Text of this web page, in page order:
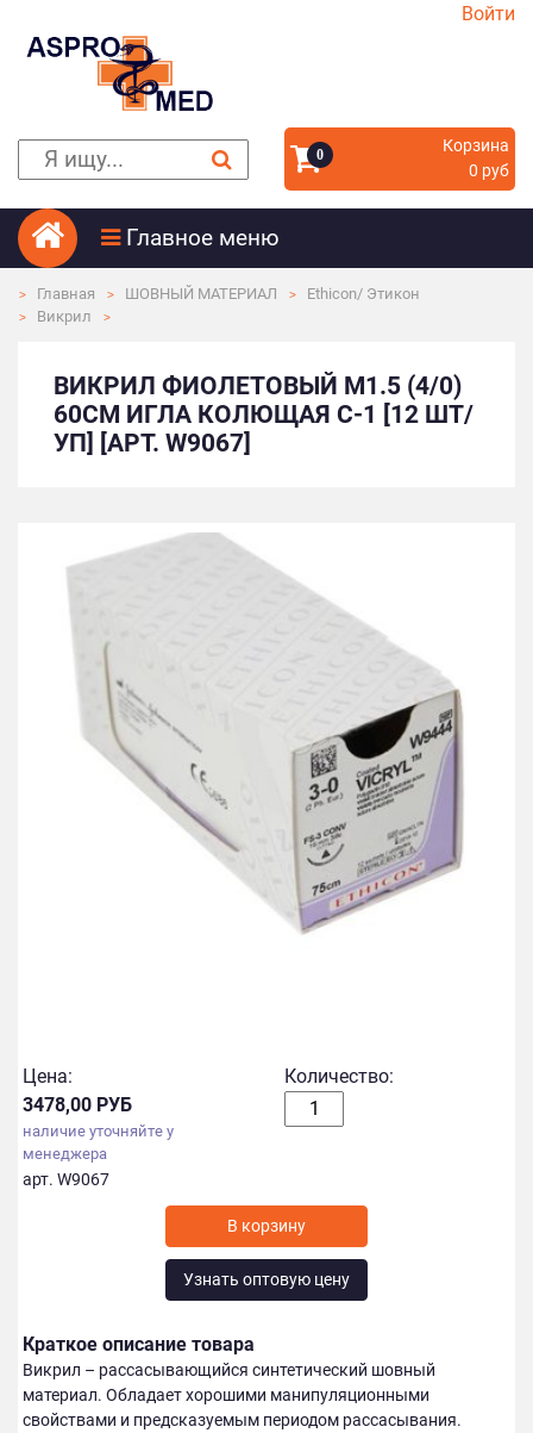
Войти
0
Корзина
0 руб
Главное меню
Главная ШОВНЫЙ МАТЕРИАЛ
Ethicon/ Этикон
Викрил
ВИКРИЛ ФИОЛЕТОВЫЙ М1.5 (4/0)
60СМ ИГЛА КОЛЮЩАЯ C-1 [12 ШТ/
УП] [АРТ. W9067]
Цена:
3478,00 РУБ
наличие уточняйте у
менеджера
арт. W9067
Количество:
Узнать оптовую цену
Краткое описание товара
Викрил – рассасывающийся синтетический шовный
материал. Обладает хорошими манипуляционными
свойствами и предсказуемым периодом рассасывания.